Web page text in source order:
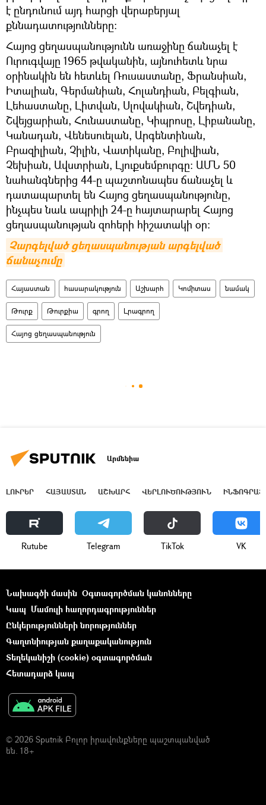
է ընդունում այդ հարցի վերաբերյալ
քննադատությունները։
Հայոց ցեղասպանությունն առաջինը ճանաչել է
Ուրուգվայը 1965 թվականին, այնուհետև նրա
օրինակին են հետևել Ռուսաստանը, Ֆրանսիան,
Իտալիան, Գերմանիան, Հոլանդիան, Բելգիան,
Լեհաստանը, Լիտվան, Սլովակիան, Շվեդիան,
Շվեյցարիան, Հունաստանը, Կիպրոսը, Լիբանանը,
Կանադան, Վենեսուելան, Արգենտինան,
Բրազիլիան, Չիլին, Վատիկանը, Բոլիվիան,
Չեխիան, Ավստրիան, Լյուքսեմբուրգը։ ԱՄՆ 50
նահանգներից 44-ը պաշտոնապես ճանաչել և
դատապարտել են Հայոց ցեղասպանությունը,
ինչպես նաև ապրիլի 24-ը հայտարարել Հայոց
ցեղասպանության զոհերի հիշատակի օր։
Չարգելված ցեղասպանության արգելված
ճանաչումը
Հայաստան հասարակություն Աշխարհ Կոմիտաս նամակ
Թուրք Թուրքիա գրող Լրագրող
Հայոց ցեղասպանություն
Արմենիա
ԼՈՒՐԵՐ ՀԱՅԱՍՏԱՆ ԱՇԽԱՐՀ ՎԵՐԼՈՒԾՈՒԹՅՈՒՆ
Rutube Telegram ТikТоk VK
Նախագծի մասին Օգտագործման կանոնները
Կապ Մամուլի հաղորդագրություններ
Ընկերությունների նորություններ
Գաղտնիության քաղաքականություն
Տեղեկանիշի (cookie) օգտագործման
Հետադարձ կապ
© 2026 Sputnik Բոլոր իրավունքները պաշտպանված
են. 18+